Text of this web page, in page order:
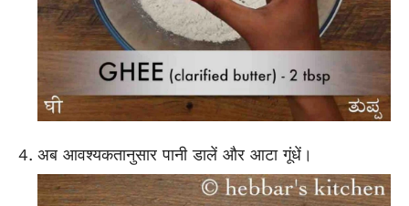
अब आवश्यकतानुसार पानी डालें और आटा गूंधें।